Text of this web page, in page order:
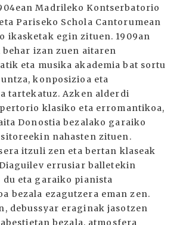
Madrileko Kontserbatorio
Pariseko Schola Cantorumean
ikasketak egin zituen. 1909an
izan zuen aitaren
eta musika akademia bat sortu
konposizioa eta
tartekatuz. Azken alderdi
klasiko eta erromantikoa,
Donostia bezalako garaiko
nahasten zituen.
itzuli zen eta bertan klaseak
errusiar balletekin
eta garaiko pianista
bezala ezagutzera eman zen.
debussyar eraginak jasotzen
bezala, atmosfera